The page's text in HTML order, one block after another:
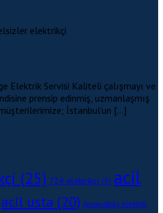
elektrikçi
Elektrik Servisi Kaliteli çalışmayı ve
prensip edinmiş, uzmanlaşmış
İstanbul’un […]
(25) 724 elektrikçi (5) acil
acil usta (20) Arnavutköy elektrik